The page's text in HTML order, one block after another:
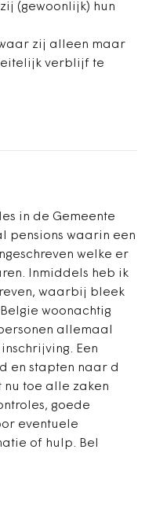
(gewoonlijk) hun
zij alleen maar
verblijf te
in de Gemeente
pensions waarin een
welke er
Inmiddels heb ik
waarbij bleek
woonachtig
allemaal
Een
en stapten naar d
nu toe alle zaken
goede
eventuele
of hulp. Bel